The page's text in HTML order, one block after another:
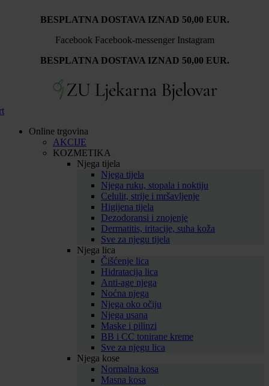
BESPLATNA DOSTAVA IZNAD 50,00 EUR.
Facebook Facebook-messenger Instagram
BESPLATNA DOSTAVA IZNAD 50,00 EUR.
Online trgovina
AKCIJE
KOZMETIKA
Njega tijela
Njega tijela
Njega ruku, stopala i noktiju
Celulit, strije i mršavljenje
Higijena tijela
Dezodoransi i znojenje
Dermatitis, iritacije, suha koža
Sve za njegu tijela
Njega lica
Čišćenje lica
Hidratacija lica
Anti-age njega
Noćna njega
Njega oko očiju
Njega usana
Maske i pilinzi
BB i CC tonirane kreme
Sve za njegu lica
Njega kose
Normalna kosa
Masna kosa